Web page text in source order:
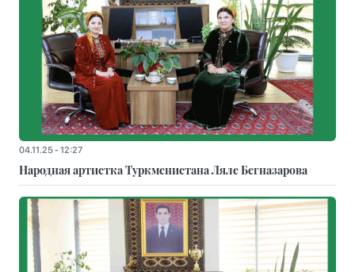
04.11.25 - 12:27
Народная артистка Туркменистана Ляле Бегназарова